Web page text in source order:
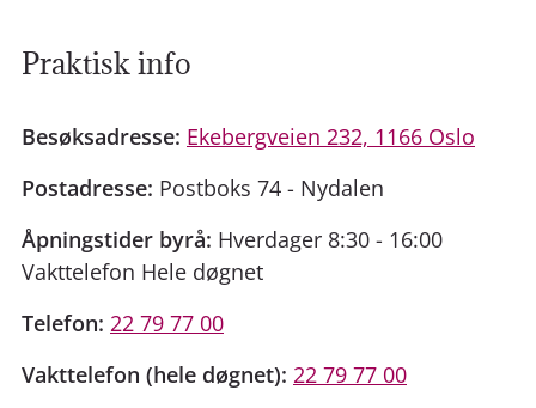
Praktisk info
Besøksadresse: Ekebergveien 232, 1166 Oslo
Postadresse: Postboks 74 - Nydalen
Åpningstider byrå: Hverdager 8:30 - 16:00
Vakttelefon Hele døgnet
Telefon: 22 79 77 00
Vakttelefon (hele døgnet): 22 79 77 00